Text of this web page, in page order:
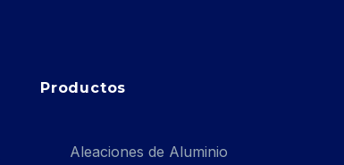
Productos
Aleaciones de Aluminio